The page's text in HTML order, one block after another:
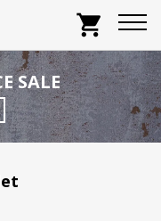
shopping_cart
SALE